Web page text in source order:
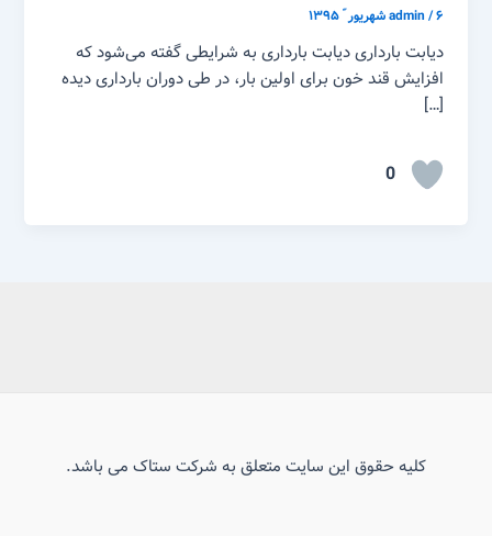
admin/۶ شهریور ّ ۱۳۹۵
دیابت بارداری دیابت بارداری به شرایطی گفته می‌شود که
افزایش قند خون برای اولین بار، در طی دوران بارداری دیده
[…]
0
کلیه حقوق این سایت متعلق به شرکت ستاک می باشد.